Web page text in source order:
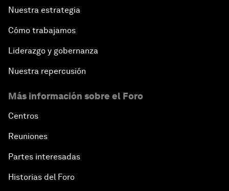
Nuestra estrategia
Cómo trabajamos
Liderazgo y gobernanza
Nuestra repercusión
Más información sobre el Foro
Centros
Reuniones
Partes interesadas
Historias del Foro